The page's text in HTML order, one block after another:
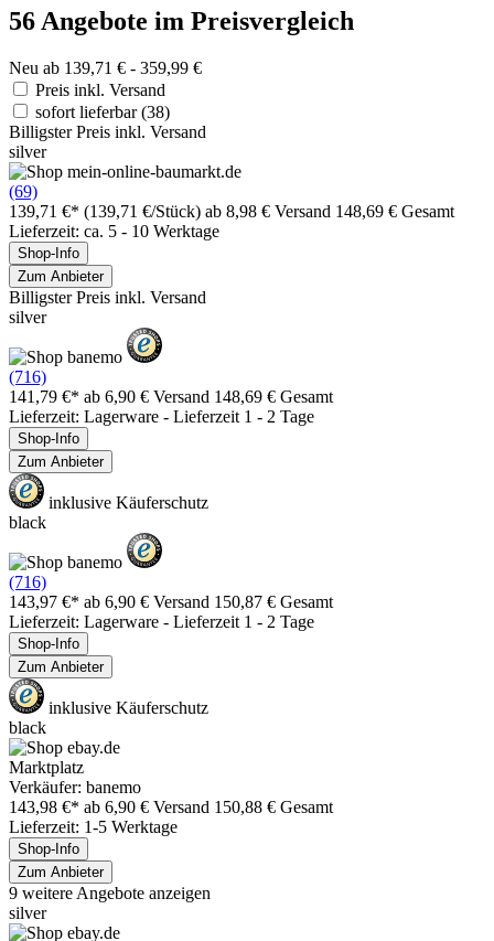
56 Angebote im Preisvergleich
Neu ab 139,71 € - 359,99 €
Preis inkl. Versand
sofort lieferbar(38)
Billigster Preis inkl. Versand
silver
(69)
139,71 €* (139,71 €/Stück) ab 8,98 € Versand 148,69 € Gesamt
Lieferzeit: ca. 5 - 10 Werktage
Shop-Info
Zum Anbieter
Billigster Preis inkl. Versand
silver
(716)
141,79 €* ab 6,90 € Versand 148,69 € Gesamt
Lieferzeit: Lagerware - Lieferzeit 1 - 2 Tage
Shop-Info
Zum Anbieter
inklusive Käuferschutz
black
(716)
143,97 €* ab 6,90 € Versand 150,87 € Gesamt
Lieferzeit: Lagerware - Lieferzeit 1 - 2 Tage
Shop-Info
Zum Anbieter
inklusive Käuferschutz
black
Marktplatz
Verkäufer: banemo
143,98 €* ab 6,90 € Versand 150,88 € Gesamt
Lieferzeit: 1-5 Werktage
Shop-Info
Zum Anbieter
9 weitere Angebote anzeigen
silver